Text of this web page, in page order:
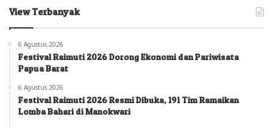
View Terbanyak
6 Agustus 2026
Festival Raimuti 2026 Dorong Ekonomi dan Pariwisata
Papua Barat
6 Agustus 2026
Festival Raimuti 2026 Resmi Dibuka, 191 Tim Ramaikan
Lomba Bahari di Manokwari